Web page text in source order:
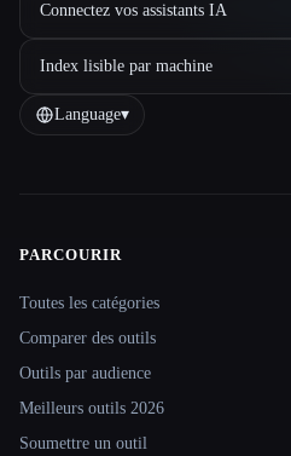
Connectez vos assistants IA
Index lisible par machine
Language▾
PARCOURIR
Toutes les catégories
Comparer des outils
Outils par audience
Meilleurs outils 2026
Soumettre un outil